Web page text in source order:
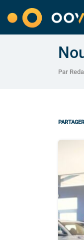
Par